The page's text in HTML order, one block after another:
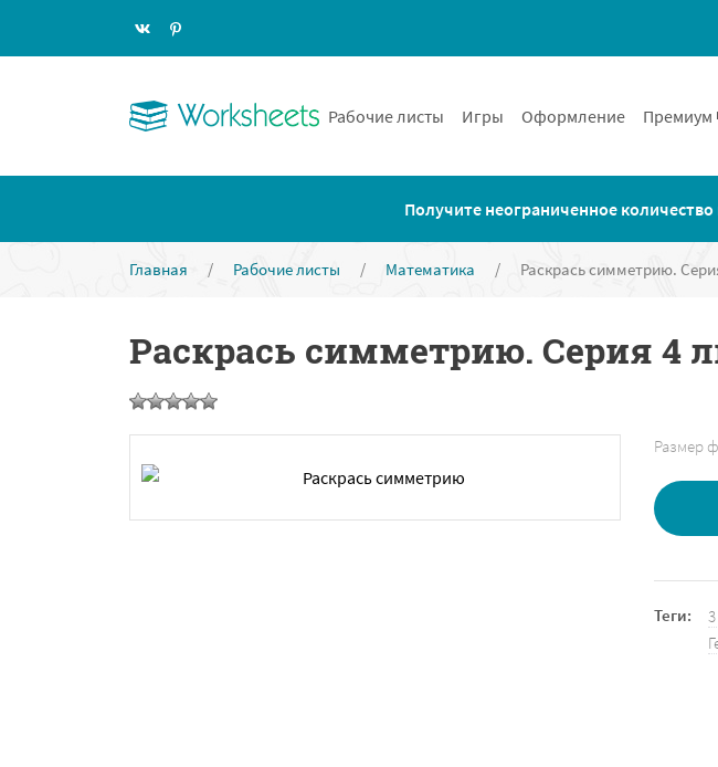
Рабочие листы Игры Оформление Премиум
Получите неограниченное
Главная / Рабочие листы / Математика / Раскрась симметрию.
Раскрась симметрию. Серия 4
Размер
Теги: